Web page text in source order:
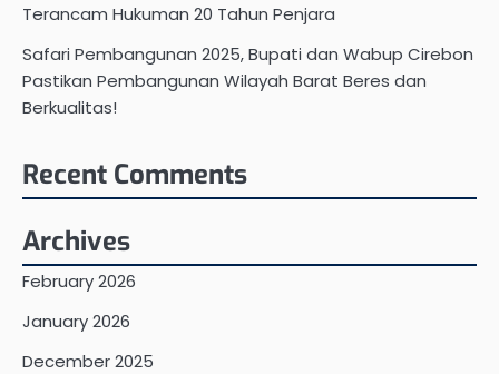
Terancam Hukuman 20 Tahun Penjara
Safari Pembangunan 2025, Bupati dan Wabup Cirebon
Pastikan Pembangunan Wilayah Barat Beres dan
Berkualitas!
Recent Comments
Archives
February 2026
January 2026
December 2025